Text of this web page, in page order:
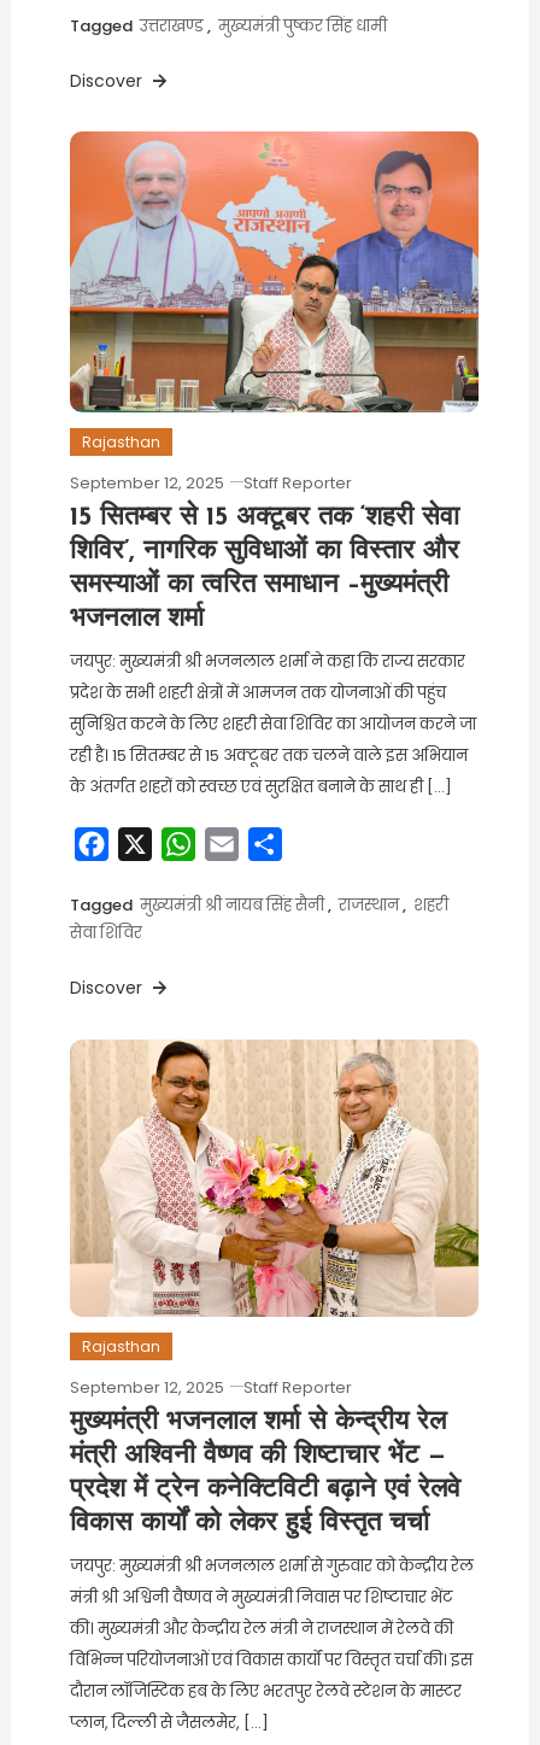
Tagged उत्तराखण्ड, मुख्यमंत्री पुष्कर सिंह धामी
Discover
Rajasthan
September 12, 2025 Staff Reporter
15 सितम्बर से 15 अक्टूबर तक ‘शहरी सेवा
शिविर’, नागरिक सुविधाओं का विस्तार और
समस्याओं का त्वरित समाधान –मुख्यमंत्री
भजनलाल शर्मा
जयपुर: मुख्यमंत्री श्री भजनलाल शर्मा ने कहा कि राज्य सरकार
प्रदेश के सभी शहरी क्षेत्रों में आमजन तक योजनाओं की पहुंच
सुनिश्चित करने के लिए शहरी सेवा शिविर का आयोजन करने जा
रही है। 15 सितम्बर से 15 अक्टूबर तक चलने वाले इस अभियान
के अंतर्गत शहरों को स्वच्छ एवं सुरक्षित बनाने के साथ ही […]
Facebook WhatsApp
Email
Tagged मुख्यमंत्री श्री नायब सिंह सैनी, राजस्थान, शहरी
सेवा शिविर
Discover
Rajasthan
September 12, 2025 Staff Reporter
मुख्यमंत्री भजनलाल शर्मा से केन्द्रीय रेल
मंत्री अश्विनी वैष्णव की शिष्टाचार भेंट —
प्रदेश में ट्रेन कनेक्टिविटी बढ़ाने एवं रेलवे
विकास कार्यों को लेकर हुई विस्तृत चर्चा
जयपुर: मुख्यमंत्री श्री भजनलाल शर्मा से गुरुवार को केन्द्रीय रेल
मंत्री श्री अश्विनी वैष्णव ने मुख्यमंत्री निवास पर शिष्टाचार भेंट
की। मुख्यमंत्री और केन्द्रीय रेल मंत्री ने राजस्थान में रेलवे की
विभिन्न परियोजनाओं एवं विकास कार्यों पर विस्तृत चर्चा की। इस
दौरान लॉजिस्टिक हब के लिए भरतपुर रेलवे स्टेशन के मास्टर
प्लान, दिल्ली से जैसलमेर, […]